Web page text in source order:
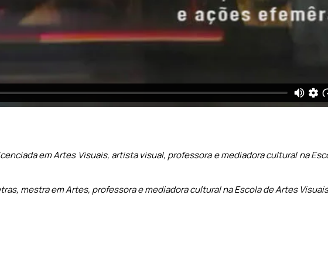
em Artes Visuais, artista visual, professora e mediadora cultural na
mestra em Artes, professora e mediadora cultural na Escola de Artes